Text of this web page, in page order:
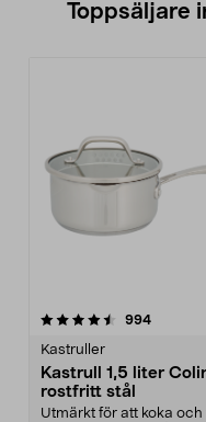
Toppsäljare
994
Kastruller
Kastrull 1,5 liter
rostfritt stål
Utmärkt för att koka och
4.5 av 5 stjärnor